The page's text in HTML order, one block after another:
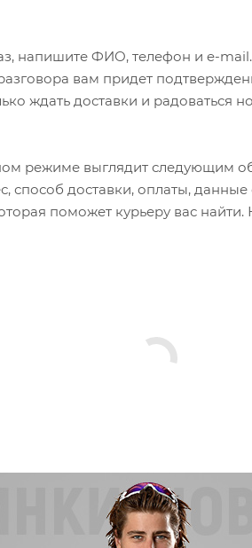
напишите ФИО, телефон и e-
вам придет
ждать доставки и радоваться
режиме выглядит следующим
способ доставки, оплаты,
поможет курьеру вас